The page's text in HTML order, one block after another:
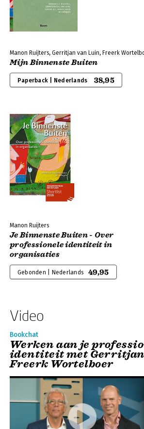
Manon Ruijters, Gerritjan van Luin, Freerk
Mijn Binnenste Buiten
Paperback | Nederlands 38,95
Manon Ruijters
Je Binnenste Buiten - Over
professionele identiteit in
organisaties
Gebonden | Nederlands 49,95
Video
Bookchat
Werken aan je
identiteit met Gerritjan
Freerk Wortelboer